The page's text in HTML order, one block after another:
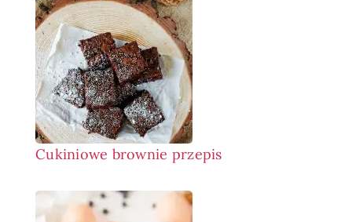
Cukiniowe brownie przepis